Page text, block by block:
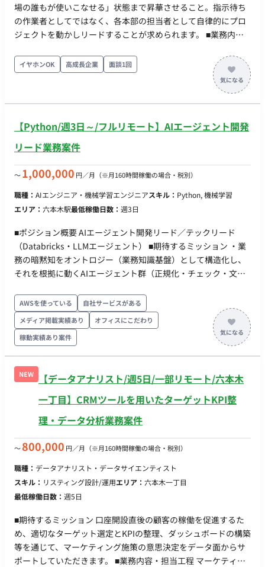
りやすい提案資料（PowerPoint等）を作成する。 ・インサイ
トの創出 データから「何が起きたか」だけでなく「なぜ起きた
か」「次はどうすべきか」という深い示唆を導き出し、クライ
ュニケーション プロジェクトの報告会において、自身の分析パ
ートに関する報告や質疑応答を主体的に行う。 ■チーム体制 ・
発フェーズと予定 事業拡大フェーズに伴い、人員増を計画して
データサイエンスとビジネスのハイブリッド コンサルタントと
データサイエンティストの両方と協業するため、ビジネス感覚
のパス（エキスパート/マネジメント）へ進むかの選択肢が広が
ります。 ・柔軟で最先端な分析環境 分析の土台となるのが、
MMMの知見が凝縮された自社開発の分析フレームワークやソリ
ューションです。それに加え、分析環境は常にアップデートさ
最新の生成AI技術も積極的に活用しています。アナリストは常
に最適な手法を探求・選択できる環境で、自身のスキルを磨き
続けることができます。 ■リモート稼働について フルリモート
も可能だが、出社も可能な方を優先して採用 ■働き方 週4日から
稼働可能です。
場の誰もが使いこなせる」状態まで昇華させること。指示待ち
の作業者としてではなく、各本部の担当者として自律的にプロ
ジェクトを動かしリードすることが求められます。 ■業務内
のクラウド移行（ETL/ELT） ・各部署・各システムからデータ
をクラウドデータウェアハウスへ吸い上げ。 ・複雑なマクロが
含まれるExcelや管理体制が異なるデータを、クラウド上で扱え
る形式にクレンジングおよび構造化。 ・データベース設計・構
のニーズ（状況により変動）に合わせた部門別データマートの
作成。 ・データ利活用の提案・コンサルティング ・ビジネスサ
実施。 ・自然言語（生成AI）を活用したSQL生成・分析など、
言語：SQL ・FW：（記載なし） ・DB：BigQuery ・インフラ：
Google Cloud ■働き方： ・稼働量：週5日（9:00-18:00） ・リ
ト。※関係性構築までは出社メイン） ・フレックス稼働：（記
載なし）
イヤホンOK 高成長企業 面談1回
【Python/週3日～/フルリモート】AIエージェント開発
リード業務案件
〜1,000,000 円／月 （※月160時間稼働の場合・税別）
職種： AIエンジニア・機械学習エンジニアスキル： Python, 機械学習
エリア： 六本木駅最低稼働日数： 週3日
■ポジション概要 AIエージェント開発リード／テックリード
（Databricks・LLMエージェント） ■期待するミッション ・業
務の暗黙知をオントロジー（業務知識基盤）として構造化し、
それを根拠に動くAIエージェント群（正規化・チェック・文章
「作って終わりにしない」——設計・実装から現場での実用テ
スト・チューニングまでを自分ごとで完遂し、クライアント側
が自走できる状態に引き渡す。 ・インターンを手足に使い、技
術リードとして開発を前に進める。自分で書くだけでなく、タ
スクに割って渡し、レビューして品質を担保する。 ■業務内容
・エージェント開発：LLM＋ルールで、確定項目の突合・正誤
チェック、記載ルール違反や誤植の検査、商品説明文の生成を
行うエージェントを実装する。生成結果には根拠と信頼度を付
用語の定義を、AIが参照できるデータ構造（セマンティック定
義）として実装し、ルール追加で拡張できる形に保つ。 ・検証
アプリ開発：担当者が承認／差し戻しを行うWebアプリ
（Databricks Apps想定）を実装する。一覧での一括編集、監
査ログ、手入力モードを含む。 ・データ基盤整備：Delta／
Unity Catalog でのデータ取込・カタログ化・権限設計、成果物
ンへの割り振り：機能を実装単位に分解してタスク化し、イン
ターン2〜3名に割り振る。コードレビューと技術的な相談対応
を担う。 ・技術的切り分け：基盤（Databricks）起因と自社実
装起因を切り分け、ベンダー相談の論点を整理する。 ※現在弊
AWSを使っている
自社サービスがある
メディア掲載実績あり
オフィスにこだわり
稼動実績あり案件
NEW
【データアナリスト/週5日/一部リモート/六本木
一丁目】CRMツールを用いたターゲットKPI整
理・データ分析業務案件
〜800,000 円／月 （※月160時間稼働の場合・税別）
職種： データアナリスト・データサイエンティスト
スキル： リスティング設計/運用エリア： 六本木一丁目
最低稼働日数： 週5日
■期待するミッション 口座開設直後の顧客の稼働を促進するた
め、適切なターゲット選定とKPIの整理、ダッシュボードの構築
等を通じて、マーケティング施策の意思決定をデータ面からサ
ポートしていただきます。 ■業務内容・担当工程 マーケティン